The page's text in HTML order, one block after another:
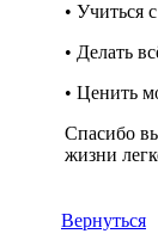
• Учиться
• Делать
• Ценить
Спасибо
жизни
Вернуться